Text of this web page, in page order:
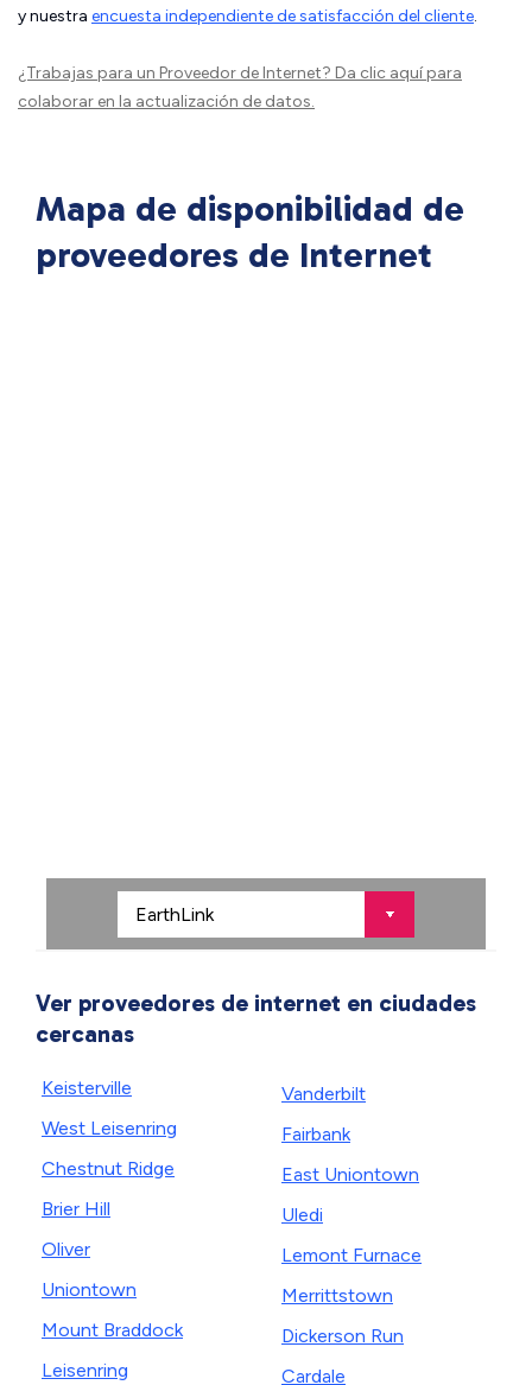
y nuestra encuesta independiente de satisfacción del cliente.
¿Trabajas para un Proveedor de Internet? Da clic aquípara
colaborar en la actualización de datos.
Mapa de disponibilidad de
proveedores de Internet
Ver proveedores de internet en ciudades
cercanas
Keisterville
West Leisenring
Chestnut Ridge
Brier Hill
Oliver
Uniontown
Mount Braddock
Leisenring
Vanderbilt
Fairbank
East Uniontown
Uledi
Lemont Furnace
Merrittstown
Dickerson Run
Cardale